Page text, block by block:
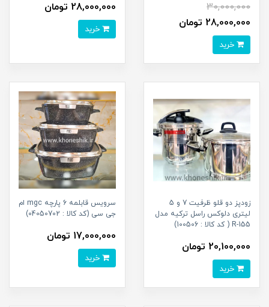
30,000,000
28,000,000 تومان
28,000,000 تومان
زودپز دو قلو ظرفیت 7 و 5
لیتری دلوکس راسل ترکیه مدل
R-155 ( کد کالا : 100506)
20,100,000 تومان
سرویس قابلمه 6 پارچه mgc ام
جی سی (کد کالا : 04050702)
17,000,000 تومان